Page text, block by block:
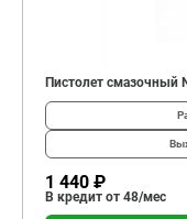
Пистолет смазочный
1 440 ₽
В кредит от 48/мес